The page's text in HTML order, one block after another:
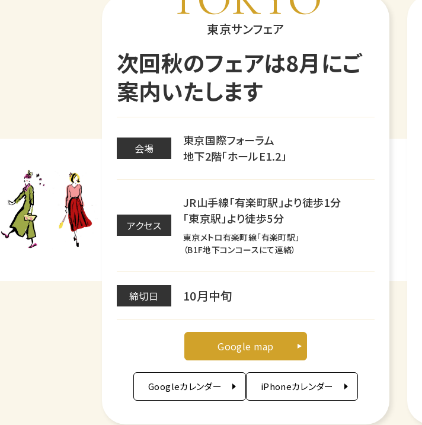
東京サンフェア
次回秋のフェアは8月にご
案内いたします
会場
東京国際フォーラム
地下2階「ホールE1.2」
アクセス
JR山手線「有楽町駅」より徒歩1分
「東京駅」より徒歩5分
東京メトロ有楽町線「有楽町駅」
（B1F地下コンコースにて連絡）
締切日 10月中旬
Google map
Googleカレンダー iPhoneカレンダー